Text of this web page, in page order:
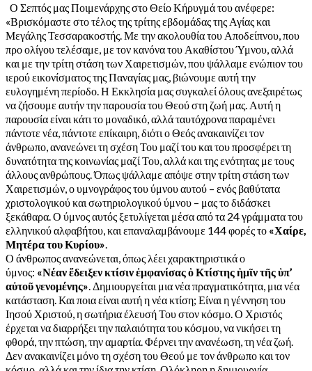
Ο Σεπτός μας Ποιμενάρχης στο Θείο Κήρυγμά του ανέφερε:
«Βρισκόμαστε στο τέλος της τρίτης εβδομάδας της Αγίας και
Μεγάλης Τεσσαρακοστής. Με την ακολουθία του Αποδείπνου, που
προ ολίγου τελέσαμε, με τον κανόνα του Ακαθίστου Ύμνου, αλλά
και με την τρίτη στάση των Χαιρετισμών, που ψάλλαμε ενώπιον του
ιερού εικονίσματος της Παναγίας μας, βιώνουμε αυτή την
ευλογημένη περίοδο. Η Εκκλησία μας συγκαλεί όλους ανεξαιρέτως
να ζήσουμε αυτήν την παρουσία του Θεού στη ζωή μας. Αυτή η
παρουσία είναι κάτι το μοναδικό, αλλά ταυτόχρονα παραμένει
πάντοτε νέα, πάντοτε επίκαιρη, διότι ο Θεός ανακαινίζει τον
άνθρωπο, ανανεώνει τη σχέση Του μαζί του και του προσφέρει τη
δυνατότητα της κοινωνίας μαζί Του, αλλά και της ενότητας με τους
άλλους ανθρώπους. Όπως ψάλλαμε απόψε στην τρίτη στάση των
Χαιρετισμών, ο υμνογράφος του ύμνου αυτού – ενός βαθύτατα
χριστολογικού και σωτηριολογικού ύμνου – μας το διδάσκει
ξεκάθαρα. Ο ύμνος αυτός ξετυλίγεται μέσα από τα 24 γράμματα του
ελληνικού αλφαβήτου, και επαναλαμβάνουμε 144 φορές το «Χαίρε,
Μητέρα του Κυρίου».
Ο άνθρωπος ανανεώνεται, όπως λέει χαρακτηριστικά ο
ύμνος: «Νέαν ἔδειξεν κτίσιν ἐμφανίσας ὁ Κτίστης ἡμῖν τῆς ὑπ’
αὐτοῦ γενομένης». Δημιουργείται μια νέα πραγματικότητα, μια νέα
κατάσταση. Και ποια είναι αυτή η νέα κτίση; Είναι η γέννηση του
Ιησού Χριστού, η σωτήρια έλευσή Του στον κόσμο. Ο Χριστός
έρχεται να διαρρήξει την παλαιότητα του κόσμου, να νικήσει τη
φθορά, την πτώση, την αμαρτία. Φέρνει την ανανέωση, τη νέα ζωή.
Δεν ανακαινίζει μόνο τη σχέση του Θεού με τον άνθρωπο και τον